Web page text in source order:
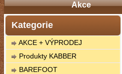
Akce
Kategorie
AKCE + VÝPRODEJ
Produkty KABBER
BAREFOOT